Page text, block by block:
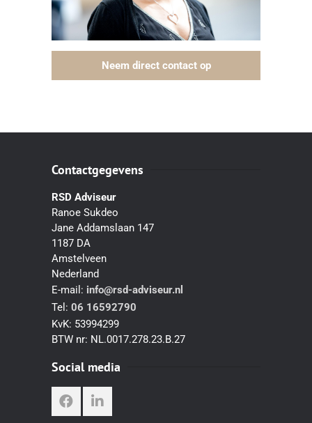
Neem direct contact op
Contactgegevens
RSD Adviseur
Ranoe Sukdeo
Jane Addamslaan 147
1187 DA
Amstelveen
Nederland
E-mail: info@rsd-adviseur.nl
Tel: 06 16592790
KvK: 53994299
BTW nr: NL.0017.278.23.B.27
Social media